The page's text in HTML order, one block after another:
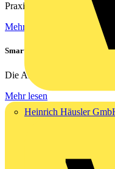
Heinrich Häusler
Praxisnahe Lösungen für
Mehr lesen
Smarte Nachrüstung ohne
Die Anforderungen an
Mehr lesen